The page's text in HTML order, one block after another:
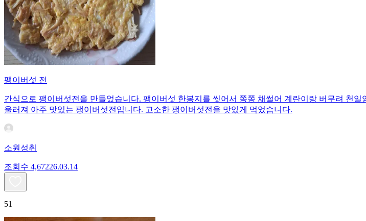
팽이버섯 전
간식으로 팽이버섯전을 만들었습니다. 팽이버섯 한봉지를 씻어서 쫑쫑 채썰어 계란이랑 버무려 천
울러져 아주 맛있는 팽이버섯전입니다. 고소한 팽이버섯전을 맛있게 먹었습니다.
소원성취
조회수 4,67226.03.14
51